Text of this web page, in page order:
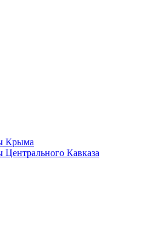
Крыма
Кавказа